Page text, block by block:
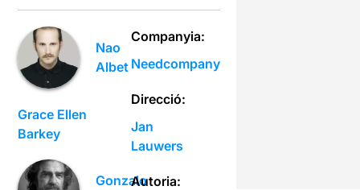
Nao
Albet
Grace Ellen
Barkey
Gonzalo
Companyia:
Needcompany
Direcció:
Jan
Lauwers
Autoria: